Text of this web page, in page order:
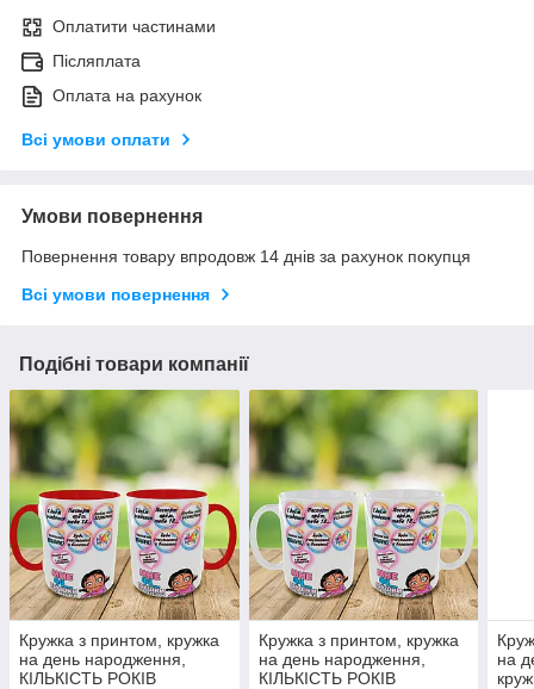
Оплатити частинами
Післяплата
Оплата на рахунок
Всі умови оплати
Умови повернення
Повернення товару впродовж 14 днів за рахунок покупця
Всі умови повернення
Подібні товари компанії
Кружка з принтом, кружка
на день народження,
КІЛЬКІСТЬ РОКІВ
Кружка з принтом, кружка
на день народження,
КІЛЬКІСТЬ РОКІВ
на